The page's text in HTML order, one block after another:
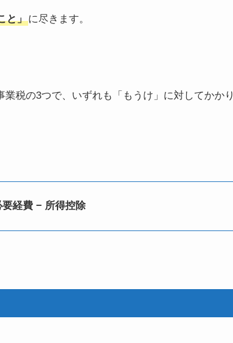
と」に尽きます。
税の3つで、いずれも「もうけ」に対してかかり
経費 − 所得控除